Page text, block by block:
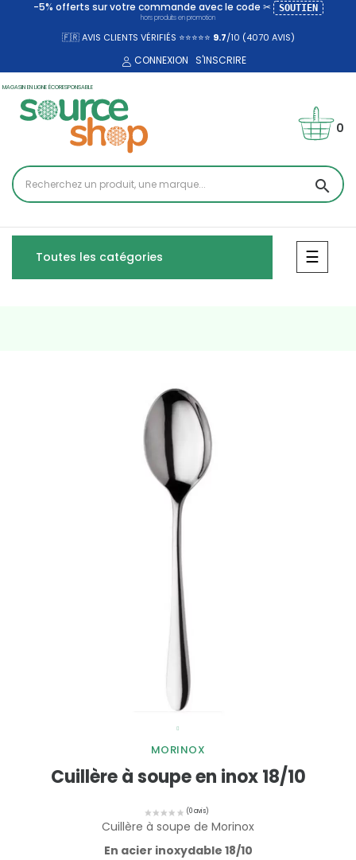
-5% offerts sur votre commande avec le code ✂ SOUTIEN
hors produits en promotion
🇫🇷 AVIS CLIENTS VÉRIFIÉS ⭐⭐⭐⭐⭐ 9.7/10 (4070 AVIS)
CONNEXION S'INSCRIRE
MAGASIN EN LIGNE ÉCORESPONSABLE
search
0
Toutes les catégories ☰
MORINOX
Cuillère à soupe en inox 18/10
Cuillère à soupe de Morinox
En acier inoxydable 18/10